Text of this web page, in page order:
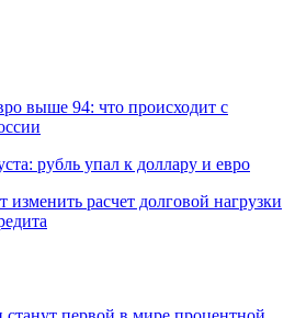
выше 94: что происходит с
рубль упал к доллару и евро
изменить расчет долговой нагрузки